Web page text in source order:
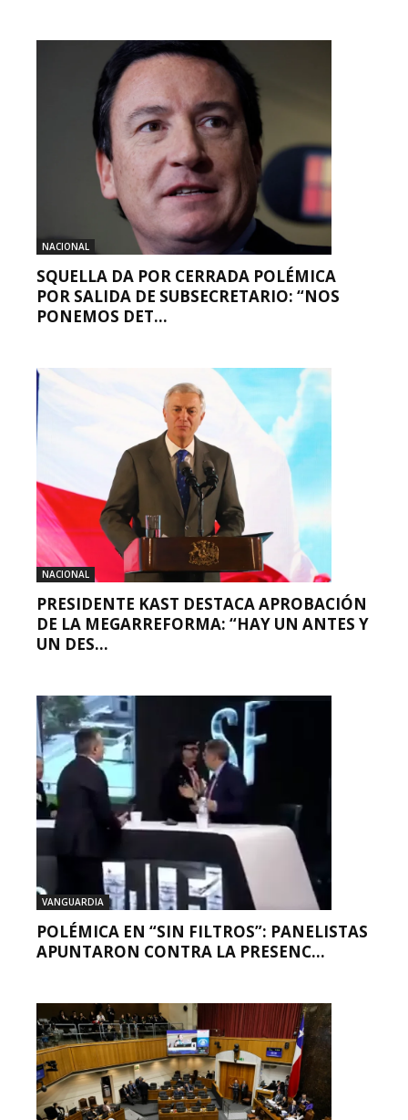
NACIONAL
SQUELLA DA POR CERRADA POLÉMICA
POR SALIDA DE SUBSECRETARIO: “NOS
PONEMOS DET...
NACIONAL
PRESIDENTE KAST DESTACA APROBACIÓN
DE LA MEGARREFORMA: “HAY UN ANTES Y
UN DES...
VANGUARDIA
POLÉMICA EN “SIN FILTROS”: PANELISTAS
APUNTARON CONTRA LA PRESENC...